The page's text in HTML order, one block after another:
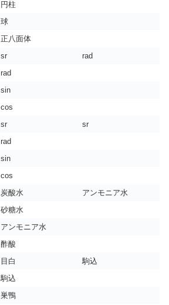
円柱
球
正八面体
sr
rad
rad
sin
cos
sr
sr
rad
sin
cos
炭酸水
アンモニア水
砂糖水
アンモニア水
酢酸
目白
駒込
駒込
巣鴨